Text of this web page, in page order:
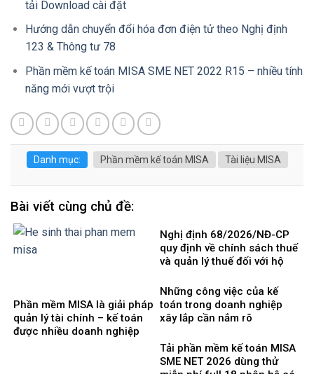
tải Download cài đặt
Hướng dẫn chuyển đổi hóa đơn điện tử theo Nghị định
123 & Thông tư 78
Phần mềm kế toán MISA SME NET 2022 R15 – nhiều tính
năng mới vượt trội
Danh mục: Phần mềm kế toán MISA Tài liệu MISA
Bài viết cùng chủ đề:
Phần mềm MISA là giải pháp
quản lý tài chính – kế toán
được nhiều doanh nghiệp
Nghị định 68/2026/NĐ-CP
quy định về chính sách thuế
và quản lý thuế đối với hộ
doanh
Những công việc của kế
toán trong doanh nghiệp
xây lắp cần nắm rõ
Tải phần mềm kế toán MISA
SME NET 2026 dùng thử